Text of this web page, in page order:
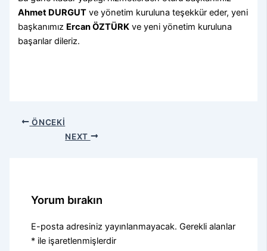
Ahmet DURGUT ve yönetim kuruluna teşekkür eder, yeni
başkanımız Ercan ÖZTÜRK ve yeni yönetim kuruluna
başarılar dileriz.
ÖNCEKI
NEXT
Yorum bırakın
E-posta adresiniz yayınlanmayacak. Gerekli alanlar
* ile işaretlenmişlerdir